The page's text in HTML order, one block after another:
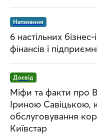
Натхнення
6 настільних
фінансів і
Досвід
Міфи та факти про
Іриною Савіцькою,
обслуговування
Київстар